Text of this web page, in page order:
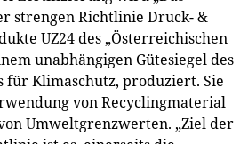
strengen Richtlinie Druck- &
UZ24 des „Österreichischen
unabhängigen Gütesiegel des
für Klimaschutz, produziert. Sie
von Recyclingmaterial
Umweltgrenzwerten. „Ziel der